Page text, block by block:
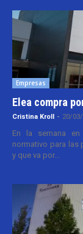
Empresas
Elea compra
Cristina Kroll - 20/
En la semana
normativo para las
y que va por...